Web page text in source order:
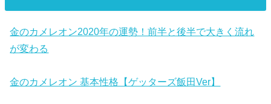
金のカメレオン2020年の運勢！前半と後半で大きく流れ
が変わる
金のカメレオン 基本性格【ゲッターズ飯田Ver】